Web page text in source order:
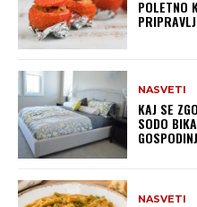
POLETNO
NASVETI
KAJ SE
SODO
NASVETI